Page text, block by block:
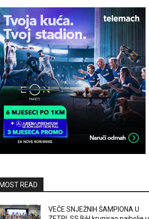
READ
VEČE SNJEŽNIH ŠAMPIONA U